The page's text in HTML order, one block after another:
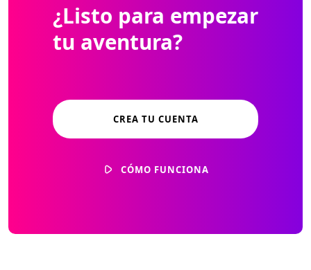
¿Listo para empezar
tu aventura?
CREA TU CUENTA
CÓMO FUNCIONA